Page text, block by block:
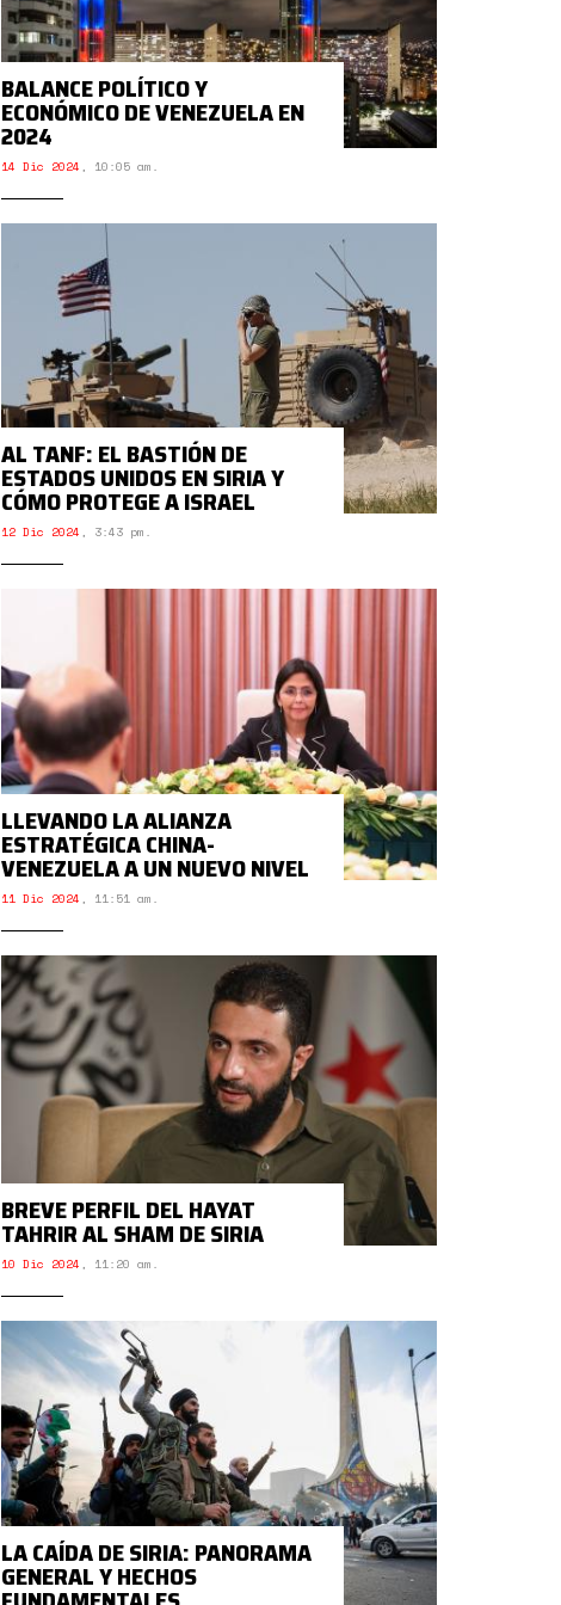
BALANCE POLÍTICO Y
ECONÓMICO DE VENEZUELA EN
2024
14 Dic 2024 , 10:05 am.
AL TANF: EL BASTIÓN DE
ESTADOS UNIDOS EN SIRIA Y
CÓMO PROTEGE A ISRAEL
12 Dic 2024 , 3:43 pm.
LLEVANDO LA ALIANZA
ESTRATÉGICA CHINA-
VENEZUELA A UN NUEVO NIVEL
11 Dic 2024 , 11:51 am.
BREVE PERFIL DEL HAYAT
TAHRIR AL SHAM DE SIRIA
10 Dic 2024 , 11:20 am.
LA CAÍDA DE SIRIA: PANORAMA
GENERAL Y HECHOS